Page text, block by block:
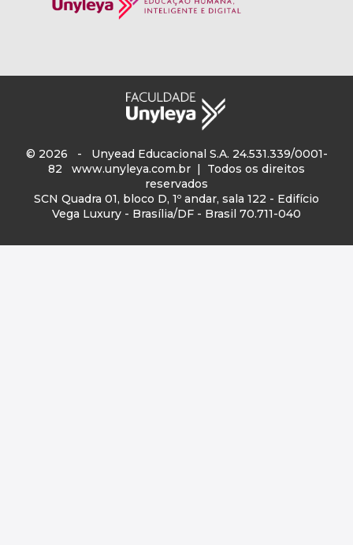
© 2026 - Unyead Educacional S.A. 24.531.339/0001-
82 www.unyleya.com.br | Todos os direitos
reservados
SCN Quadra 01, bloco D, 1º andar, sala 122 - Edifício
Vega Luxury - Brasília/DF - Brasil 70.711-040